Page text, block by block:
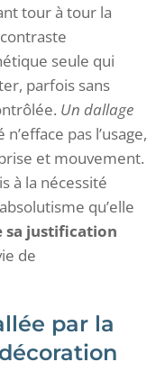
tour à tour la
seule qui
parfois sans
Un dallage
pas l’usage,
et mouvement.
à la nécessité
qu’elle
sa justification
de
par la